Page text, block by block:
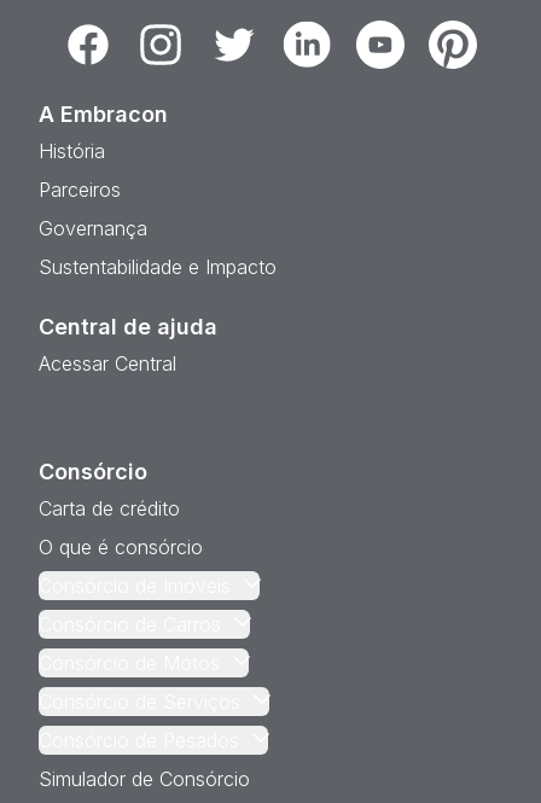
FacebookInstagramTwitter LinkedinYoutubePinterest
A Embracon
História
Parceiros
Governança
Sustentabilidade e Impacto
Central de ajuda
Acessar Central
Consórcio
Carta de crédito
O que é consórcio
Consórcio de Imóveis
Consórcio de Carros
Consórcio de Motos
Consórcio de Serviços
Consórcio de Pesados
Simulador de Consórcio